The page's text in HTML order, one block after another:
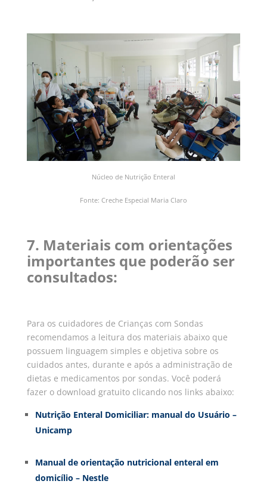
Núcleo de Nutrição Enteral
Fonte: Creche Especial Maria Claro
7. Materiais com orientações
importantes que poderão ser
consultados:
Para os cuidadores de Crianças com Sondas
recomendamos a leitura dos materiais abaixo que
possuem linguagem simples e objetiva sobre os
cuidados antes, durante e após a administração de
dietas e medicamentos por sondas. Você poderá
fazer o download gratuito clicando nos links abaixo:
Nutrição Enteral Domiciliar: manual do Usuário –
Unicamp
Manual de orientação nutricional enteral em
domicílio – Nestle